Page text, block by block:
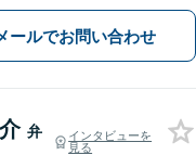
ールでお問い合わせ
弁
インタビューを
見る